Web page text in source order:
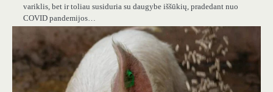
variklis, bet ir toliau susiduria su daugybe iššūkių, pradedant nuo
COVID pandemijos…